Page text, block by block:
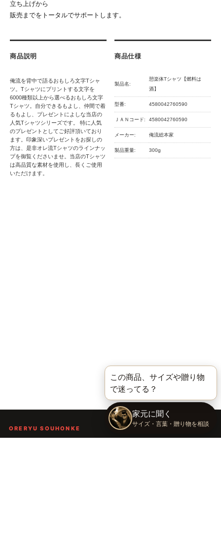
立ち上げから
販売までをトータルでサポートします。
商品説明
俺流を背中で語るおもしろ文字Tシャ
ツ。Tシャツにプリントする文字を
6000種類以上から選べるおもしろ文字
Tシャツ。自分できるもよし、仲間で着
るもよし、プレゼントによしな当店の
人気Tシャツシリーズです。 特に人気
のプレゼントとしてご好評頂いており
ます。印象深いプレゼントをお探しの
方は、是非オレ流Tシャツのラインナッ
プを御覧くださいませ。当店のTシャツ
は高品質な素材を使用し、長くご使用
いただけます。
商品仕様
製品名:
憩楽体Tシャツ【燃料は
酒】
型番: 4580042760590
ＪＡＮコード: 4580042760590
メーカー: 俺流総本家
製品重量: 300g
ORERYU SOUHONKE